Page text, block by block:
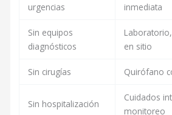
urgencias
inmediata
Sin equipos
diagnósticos
en sitio
Sin cirugías Quirófano
Sin hospitalización
Cuidados
monitoreo